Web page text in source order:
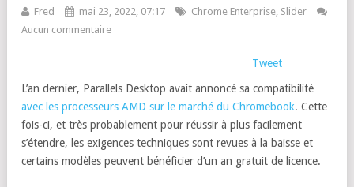
Fred mai 23, 2022, 07:17 Chrome Enterprise, Slider
Aucun commentaire
Tweet
L’an dernier, Parallels Desktop avait annoncé sa compatibilité
avec les processeurs AMD sur le marché du Chromebook. Cette
fois-ci, et très probablement pour réussir à plus facilement
s’étendre, les exigences techniques sont revues à la baisse et
certains modèles peuvent bénéficier d’un an gratuit de licence.